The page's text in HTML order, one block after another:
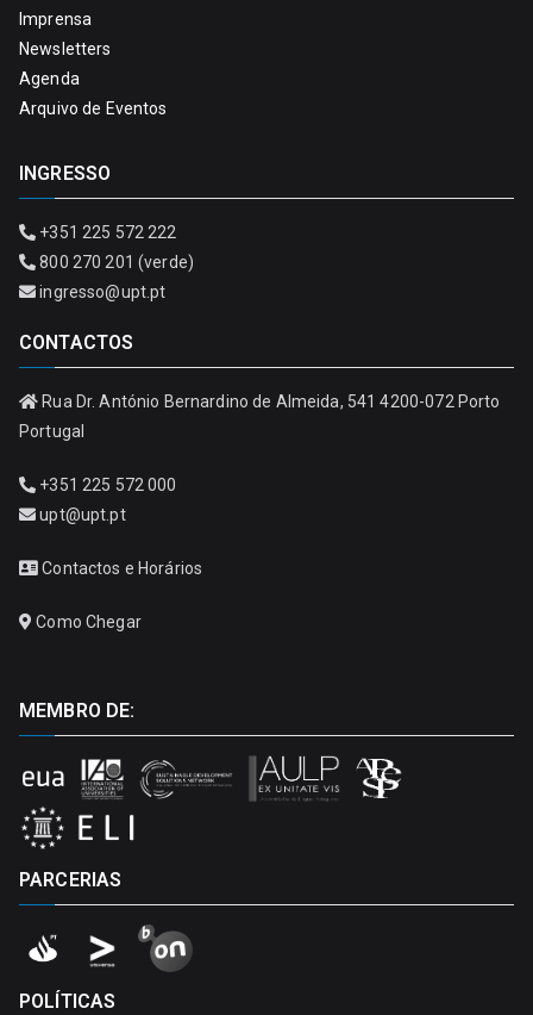
Imprensa
Newsletters
Agenda
Arquivo de Eventos
INGRESSO
+351 225 572 222
800 270 201 (verde)
ingresso@upt.pt
CONTACTOS
Rua Dr. António Bernardino de Almeida, 541 4200-072 Porto
Portugal
+351 225 572 000
upt@upt.pt
Contactos e Horários
Como Chegar
MEMBRO DE:
PARCERIAS
POLÍTICAS